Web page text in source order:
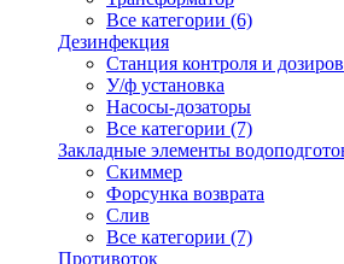
Все категории (6)
Дезинфекция
Станция контроля и
У/ф установка
Насосы-дозаторы
Все категории (7)
Закладные элементы
Скиммер
Форсунка возврата
Слив
Все категории (7)
Противоток